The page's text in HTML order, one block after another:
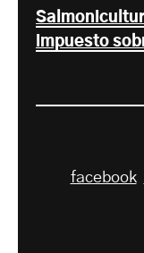
impuesto
facebook